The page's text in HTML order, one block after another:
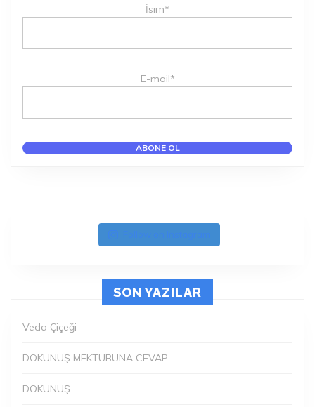
İsim*
E-mail*
Follow on Instagram
SON YAZILAR
Veda Çiçeği
DOKUNUŞ MEKTUBUNA CEVAP
DOKUNUŞ